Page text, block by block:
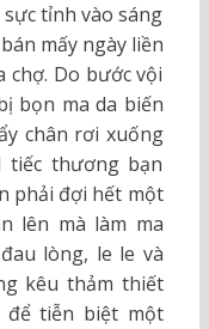
tỉnh vào sáng
mấy ngày liền
chợ. Do bước vội
bọn ma da biến
chân rơi xuống
tiếc thương bạn
phải đợi hết một
lên mà làm ma
lòng, le le và
kêu thảm thiết
để tiễn biệt một